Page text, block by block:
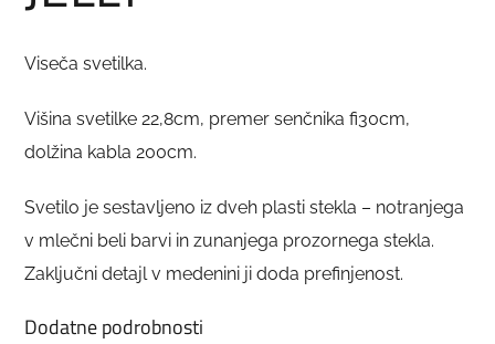
Viseča svetilka.
Višina svetilke 22,8cm, premer senčnika fi30cm,
dolžina kabla 200cm.
Svetilo je sestavljeno iz dveh plasti stekla – notranjega
v mlečni beli barvi in zunanjega prozornega stekla.
Zaključni detajl v medenini ji doda prefinjenost.
Dodatne podrobnosti